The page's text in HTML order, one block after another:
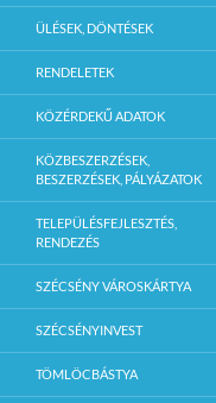
ÜLÉSEK, DÖNTÉSEK
RENDELETEK
KÖZÉRDEKŰ ADATOK
KÖZBESZERZÉSEK,
BESZERZÉSEK, PÁLYÁZATOK
TELEPÜLÉSFEJLESZTÉS,
RENDEZÉS
SZÉCSÉNY VÁROSKÁRTYA
SZÉCSÉNYINVEST
TÖMLÖCBÁSTYA